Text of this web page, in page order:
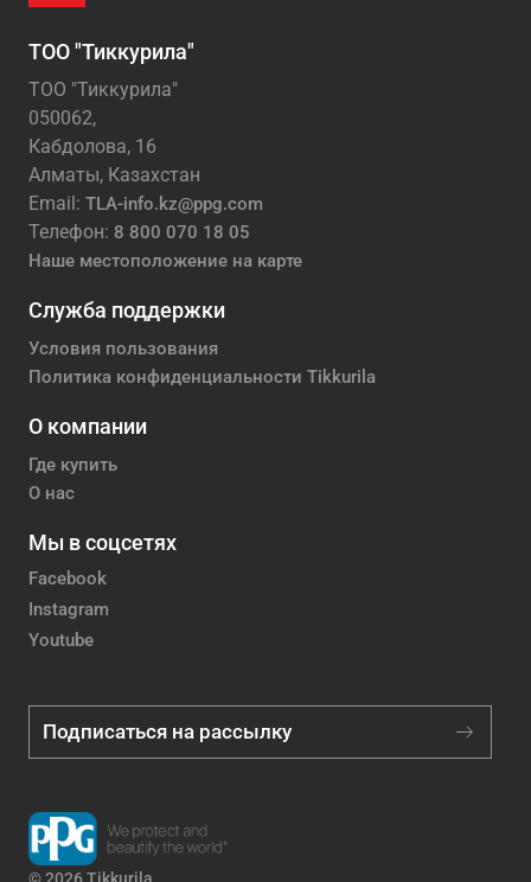
ТОО "Тиккурила"
ТОО "Тиккурила"
050062,
Кабдолова, 16
Алматы, Казахстан
Email: TLA-info.kz@ppg.com
Телефон: 8 800 070 18 05
Наше местоположение на карте
Служба поддержки
Условия пользования
Политика конфиденциальности Tikkurila
О компании
Где купить
О нас
Мы в соцсетях
Facebook
Instagram
Youtube
Подписаться на рассылку